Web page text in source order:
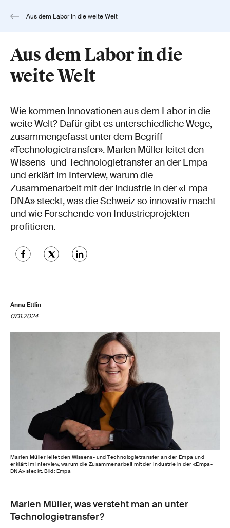
Aus dem Labor in die weite Welt
Aus dem Labor in die
weite Welt
Wie kommen Innovationen aus dem Labor in die
weite Welt? Dafür gibt es unterschiedliche Wege,
zusammengefasst unter dem Begriff
«Technologietransfer». Marlen Müller leitet den
Wissens- und Technologietransfer an der Empa
und erklärt im Interview, warum die
Zusammenarbeit mit der Industrie in der «Empa-
DNA» steckt, was die Schweiz so innovativ macht
und wie Forschende von Industrieprojekten
profitieren.
Anna Ettlin
07.11.2024
Marlen Müller leitet den Wissens- und Technologietransfer an der Empa und
erklärt im Interview, warum die Zusammenarbeit mit der Industrie in der «Empa-
DNA» steckt. Bild: Empa
Marlen Müller, was versteht man an unter
Technologietransfer?